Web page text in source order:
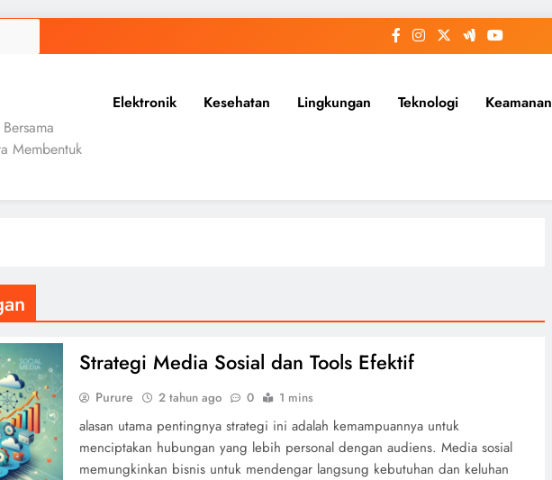
Membentuk
Elektronik Kesehatan Lingkungan Teknologi Keamanan
Strategi Media Sosial dan Tools Efektif
Purure 2 tahun ago 0 1 mins
alasan utama pentingnya strategi ini adalah kemampuannya untuk
menciptakan hubungan yang lebih personal dengan audiens. Media sosial
memungkinkan bisnis untuk mendengar langsung kebutuhan dan keluhan